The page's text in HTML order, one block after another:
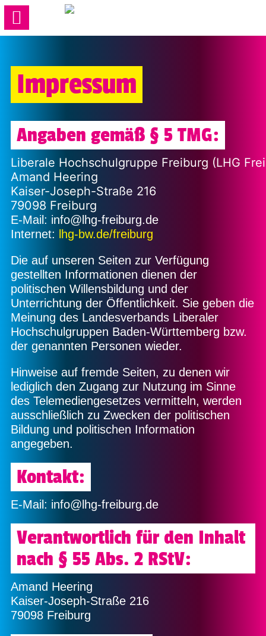
Impressum
Angaben gemäß § 5 TMG:
Liberale Hochschulgruppe Freiburg (LHG
Amand Heering
Kaiser-Joseph-Straße 216
79098 Freiburg
E-Mail: info@lhg-freiburg.de
Internet:
lhg-bw.de/freiburg
Die auf unseren Seiten zur Verfügung
gestellten Informationen dienen der
politischen Willensbildung und der
Unterrichtung der Öffentlichkeit. Sie geben die
Meinung des Landesverbands Liberaler
Hochschulgruppen Baden-Württemberg bzw.
der genannten Personen wieder.
Hinweise auf fremde Seiten, zu denen wir
lediglich den Zugang zur Nutzung im Sinne
des Telemediengesetzes vermitteln, werden
ausschließlich zu Zwecken der politischen
Bildung und politischen Information
angegeben.
Kontakt:
E-Mail: info@lhg-freiburg.de
Verantwortlich für den Inhalt
nach § 55 Abs. 2 RStV:
Amand Heering
Kaiser-Joseph-Straße 216
79098 Freiburg